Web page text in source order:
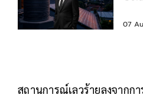
07
สถานการณ์เลวร้ายลงจากก